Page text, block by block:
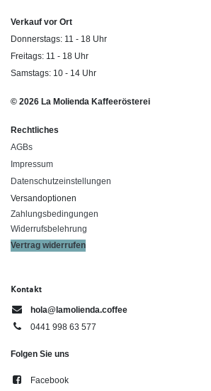
Verkauf vor Ort
Donnerstags: 11 - 18 Uhr
Freitags: 11 - 18 Uhr
Samstags: 10 - 14 Uhr
© 2026 La Molienda Kaffeerösterei
Rechtliches
AGBs
Impressum
Datenschutzeinstellungen
Versandoptionen
Zahlungsbedingungen
Widerrufsbelehrung
Vertrag widerrufen
Kontakt
hola@lamolienda.coffee
0441 998 63 577
Folgen Sie uns
Facebook